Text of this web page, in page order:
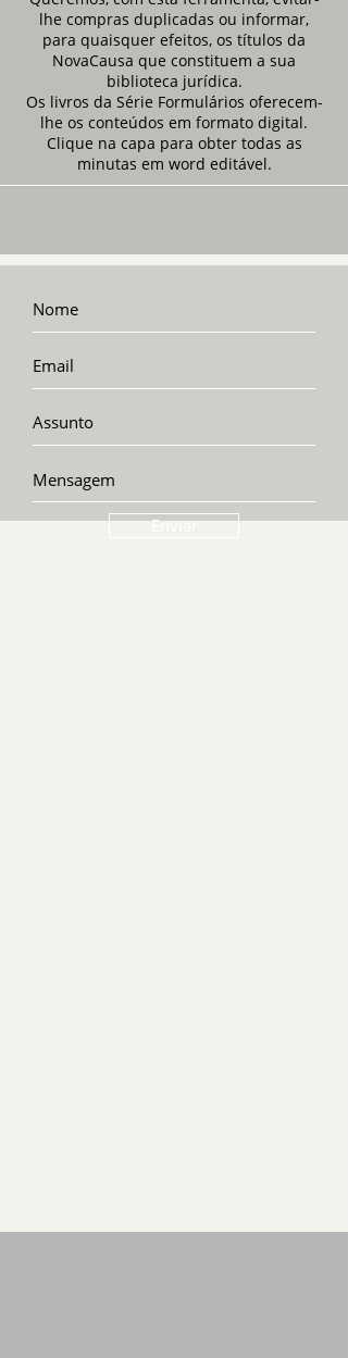
lhe compras duplicadas ou informar,
para quaisquer efeitos, os títulos da
NovaCausa que constituem a sua
biblioteca jurídica.
Os livros da Série Formulários oferecem-
lhe os conteúdos em formato digital.
Clique na capa para obter todas as
minutas em word editável.
Enviar